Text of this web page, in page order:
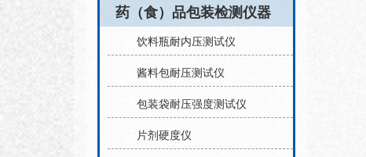
药（食）品包装检测仪器
饮料瓶耐内压测试仪
酱料包耐压测试仪
包装袋耐压强度测试仪
片剂硬度仪